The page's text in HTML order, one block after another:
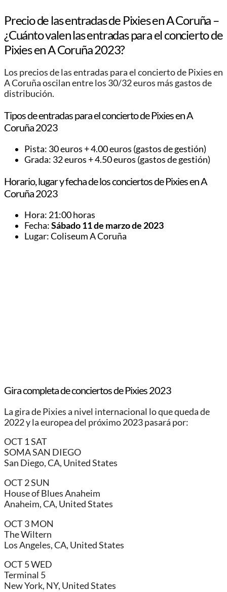
Precio de las entradas de Pixies en A Coruña –
¿Cuánto valen las entradas para el concierto de
Pixies en A Coruña 2023?
Los precios de las entradas para el concierto de Pixies en
A Coruña oscilan entre los 30/32 euros más gastos de
distribución.
Tipos de entradas para el concierto de Pixies en A
Coruña 2023
Pista: 30 euros + 4.00 euros (gastos de gestión)
Grada: 32 euros + 4.50 euros (gastos de gestión)
Horario, lugar y fecha de los conciertos de Pixies en A
Coruña 2023
Hora: 21:00 horas
Fecha:Sábado 11 de marzo de 2023
Lugar: Coliseum A Coruña
Gira completa de conciertos de Pixies 2023
La gira de Pixies a nivel internacional lo que queda de
2022 y la europea del próximo 2023 pasará por:
OCT 1 SAT
SOMA SAN DIEGO
San Diego, CA, United States
OCT 2 SUN
House of Blues Anaheim
Anaheim, CA, United States
OCT 3 MON
The Wiltern
Los Angeles, CA, United States
OCT 5 WED
Terminal 5
New York, NY, United States